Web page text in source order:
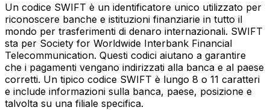
Un codice SWIFT è un identificatore unico utilizzato per
riconoscere banche e istituzioni finanziarie in tutto il
mondo per trasferimenti di denaro internazionali. SWIFT
sta per Society for Worldwide Interbank Financial
Telecommunication. Questi codici aiutano a garantire
che i pagamenti vengano indirizzati alla banca e al paese
corretti. Un tipico codice SWIFT è lungo 8 o 11 caratteri
e include informazioni sulla banca, paese, posizione e
talvolta su una filiale specifica.